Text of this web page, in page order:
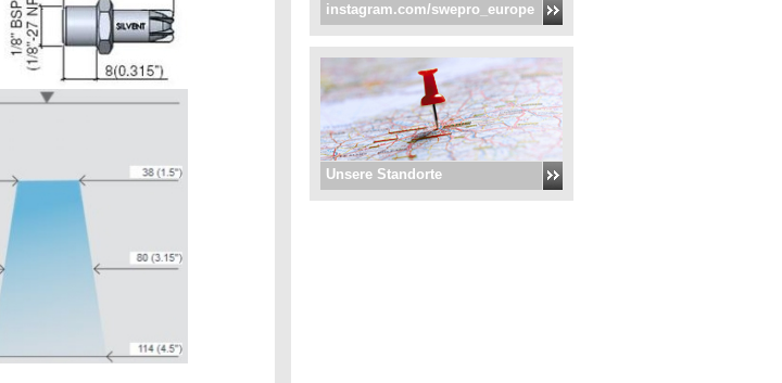
instagram.com/swepro_europe
Unsere Standorte